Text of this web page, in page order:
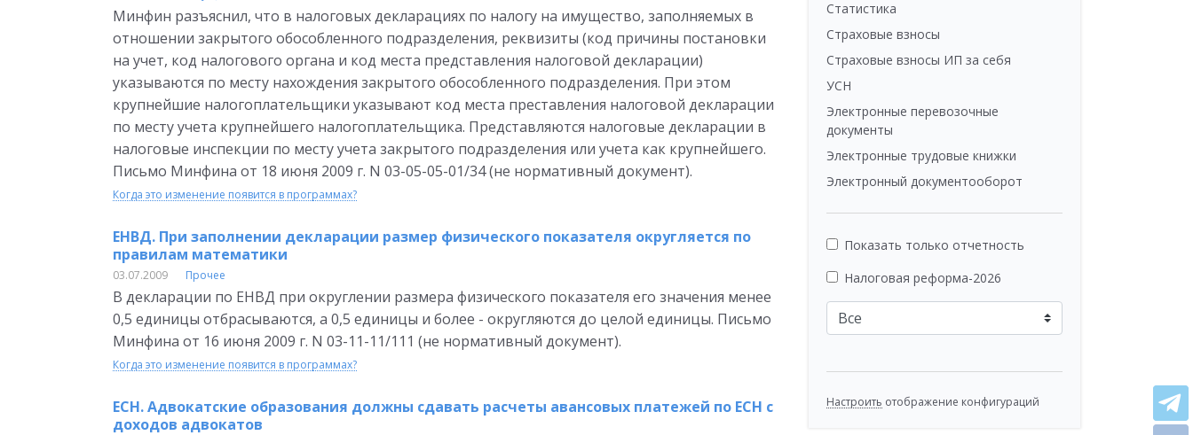
Минфин разъяснил, что в налоговых декларациях по налогу на имущество, заполняемых в
отношении закрытого обособленного подразделения, реквизиты (код причины постановки
на учет, код налогового органа и код места представления налоговой декларации)
указываются по месту нахождения закрытого обособленного подразделения. При этом
крупнейшие налогоплательщики указывают код места преставления налоговой декларации
по месту учета крупнейшего налогоплательщика. Представляются налоговые декларации в
налоговые инспекции по месту учета закрытого подразделения или учета как крупнейшего.
Письмо Минфина от 18 июня 2009 г. N 03-05-05-01/34 (не нормативный документ).
Когда это изменение появится в программах?
ЕНВД. При заполнении декларации размер физического показателя округляется по
правилам математики
03.07.2009 Прочее
В декларации по ЕНВД при округлении размера физического показателя его значения менее
0,5 единицы отбрасываются, а 0,5 единицы и более - округляются до целой единицы. Письмо
Минфина от 16 июня 2009 г. N 03-11-11/111 (не нормативный документ).
Когда это изменение появится в программах?
ЕСН. Адвокатские образования должны сдавать расчеты авансовых платежей по ЕСН с
доходов адвокатов
Статистика
Страховые взносы
Страховые взносы ИП за себя
УСН
Электронные перевозочные
документы
Электронные трудовые книжки
Электронный документооборот
Показать только отчетность
Налоговая реформа-2026
Настроить отображение конфигураций